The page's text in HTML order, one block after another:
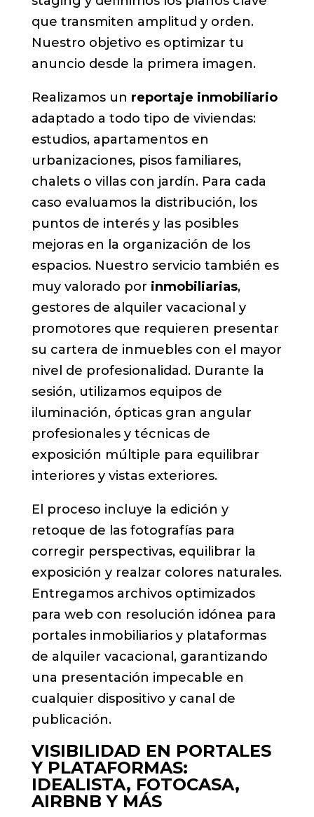
que transmiten amplitud y orden.
Nuestro objetivo es optimizar tu
anuncio desde la primera imagen.
Realizamos un reportaje inmobiliario
adaptado a todo tipo de viviendas:
estudios, apartamentos en
urbanizaciones, pisos familiares,
chalets o villas con jardín. Para cada
caso evaluamos la distribución, los
puntos de interés y las posibles
mejoras en la organización de los
espacios. Nuestro servicio también es
muy valorado por inmobiliarias,
gestores de alquiler vacacional y
promotores que requieren presentar
su cartera de inmuebles con el mayor
nivel de profesionalidad. Durante la
sesión, utilizamos equipos de
iluminación, ópticas gran angular
profesionales y técnicas de
exposición múltiple para equilibrar
interiores y vistas exteriores.
El proceso incluye la edición y
retoque de las fotografías para
corregir perspectivas, equilibrar la
exposición y realzar colores naturales.
Entregamos archivos optimizados
para web con resolución idónea para
portales inmobiliarios y plataformas
de alquiler vacacional, garantizando
una presentación impecable en
cualquier dispositivo y canal de
publicación.
VISIBILIDAD EN PORTALES
Y PLATAFORMAS:
IDEALISTA, FOTOCASA,
AIRBNB Y MÁS